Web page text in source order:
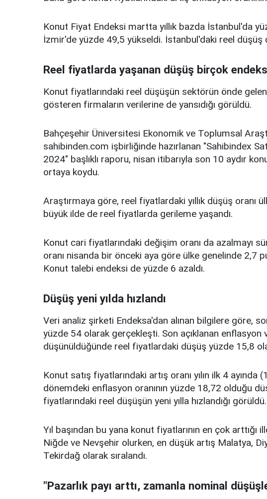
Konut Fiyat Endeksi martta yıllık bazda İstanbul'da
İzmir'de yüzde 49,5 yükseldi. İstanbul'daki reel düşüş
Reel fiyatlarda yaşanan düşüş birçok
Konut fiyatlarındaki reel düşüşün sektörün önde
gösteren firmaların verilerine de yansıdığı görüldü.
Bahçeşehir Üniversitesi Ekonomik ve Toplumsal
sahibinden.com işbirliğinde hazırlanan "Sahibindex
2024" başlıklı raporu, nisan itibarıyla son 10 aydır
ortaya koydu.
Araştırmaya göre, reel fiyatlardaki yıllık düşüş oranı
büyük ilde de reel fiyatlarda gerileme yaşandı.
Konut cari fiyatlarındaki değişim oranı da azalmayı
oranı nisanda bir önceki aya göre ülke genelinde 2,7
Konut talebi endeksi de yüzde 6 azaldı.
Düşüş yeni yılda hızlandı
Veri analiz şirketi Endeksa'dan alınan bilgilere göre,
yüzde 54 olarak gerçekleşti. Son açıklanan
düşünüldüğünde reel fiyatlardaki düşüş yüzde 15,8
Konut satış fiyatlarındaki artış oranı yılın ilk 4
dönemdeki enflasyon oranının yüzde 18,72 olduğu
fiyatlarındaki reel düşüşün yeni yılla hızlandığı görüldü.
Yıl başından bu yana konut fiyatlarının en çok arttığı
Niğde ve Nevşehir olurken, en düşük artış Malatya,
Tekirdağ olarak sıralandı.
"Pazarlık payı arttı, zamanla nominal